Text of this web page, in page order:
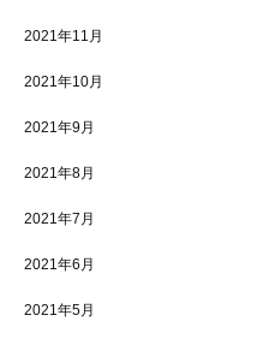
2021年11月
2021年10月
2021年9月
2021年8月
2021年7月
2021年6月
2021年5月